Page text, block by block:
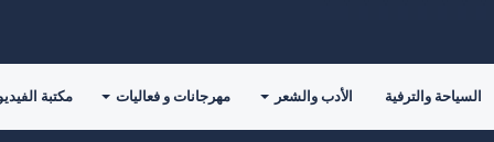
السياحة والترفية الأدب والشعر مهرجانات و فعاليات مكتبة